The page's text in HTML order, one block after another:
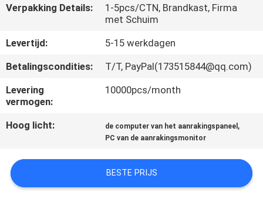
CONTACTEER
VERZOEK
OM EEN
CITAAT
PRIVACY
Verpakking Details:
1-5pcs/CTN, Brandkast, Firma
met Schuim
Levertijd:
5-15 werkdagen
Betalingscondities:
T/T, PayPal(173515844@qq.com)
Levering
vermogen:
10000pcs/month
Hoog licht: de computer van het aanrakingspaneel ,
PC van de aanrakingsmonitor
BESTE PRIJS